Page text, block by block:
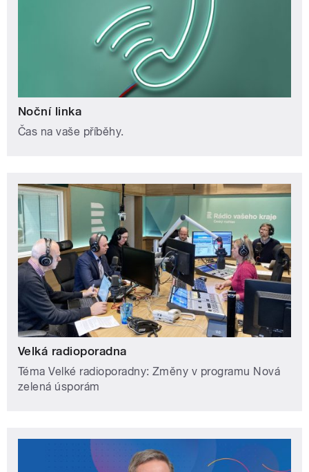
Noční linka
Čas na vaše příběhy.
Velká radioporadna
Téma Velké radioporadny: Změny v programu Nová
zelená úsporám